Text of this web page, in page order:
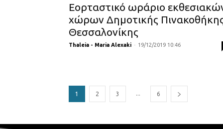
Εορταστικό ωράριο
χώρων Δημοτικής
Θεσσαλονίκης
Thaleia - Maria Alexaki - 19/12/2019 10:46
1 2 3 ... 6